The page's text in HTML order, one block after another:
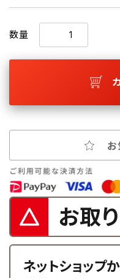
数量
お
お取
ネットショップ